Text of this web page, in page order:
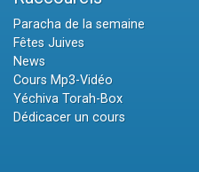
Paracha de la semaine
Fêtes Juives
News
Cours Mp3-Vidéo
Yéchiva Torah-Box
Dédicacer un cours